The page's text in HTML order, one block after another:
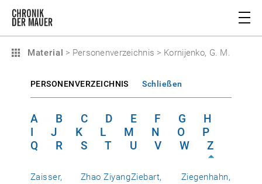
Material > Personenverzeichnis > Kornijenko, G. M.
PERSONENVERZEICHNIS Schließen
A B C D E F G
H
I
J K L M N O
P
Q
R S T U V W Z
Zaisser,
Zhao ZiyangZiebart,
Ziegenhahn,